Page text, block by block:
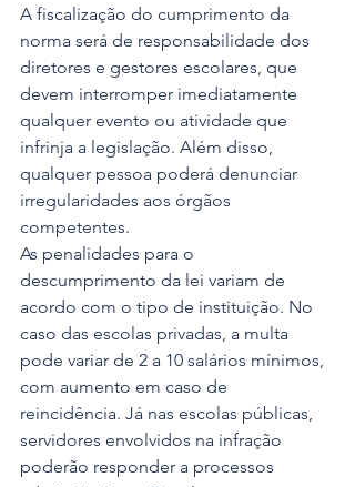
A fiscalização do cumprimento da
norma será de responsabilidade dos
diretores e gestores escolares, que
devem interromper imediatamente
qualquer evento ou atividade que
infrinja a legislação. Além disso,
qualquer pessoa poderá denunciar
irregularidades aos órgãos
competentes.
As penalidades para o
descumprimento da lei variam de
acordo com o tipo de instituição. No
caso das escolas privadas, a multa
pode variar de 2 a 10 salários mínimos,
com aumento em caso de
reincidência. Já nas escolas públicas,
servidores envolvidos na infração
poderão responder a processos